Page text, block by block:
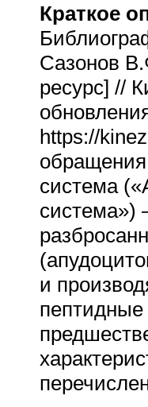
Краткое
Сазонов
ресурс] //
https://
система
система»)
и